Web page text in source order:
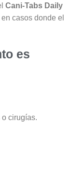
Cani-Tabs Daily
casos donde el
es
cirugías.